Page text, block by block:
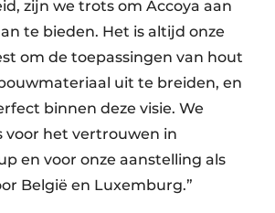
zijn we trots om Accoya aan
te bieden. Het is altijd onze
om de toepassingen van hout
uit te breiden, en
binnen deze visie. We
voor het vertrouwen in
en voor onze aanstelling als
België en Luxemburg.”